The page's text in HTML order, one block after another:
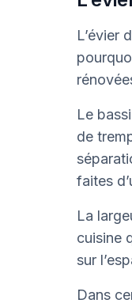
L’évier
Le
de
faites
La
cuisine
sur
Dans